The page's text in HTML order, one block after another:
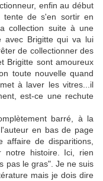
enfin au début
de s'en sortir en
collection suite à une
avec Brigitte qui va lui
de collectionner des
Brigitte sont amoureux
toute nouvelle quand
à laver les vitres...il
est-ce une rechute
barré, à la
en bas de page
affaire de disparitions,
notre histoire. Ici, rien
pas le gras". Je ne suis
mais je dois dire